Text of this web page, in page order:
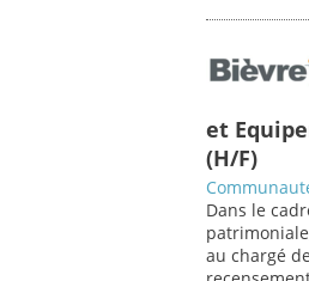
et
(H/F)
Dans le
au chargé